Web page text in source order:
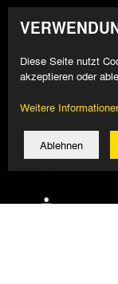
Diese Seite nutzt
akzeptieren oder
Weitere
Ablehnen